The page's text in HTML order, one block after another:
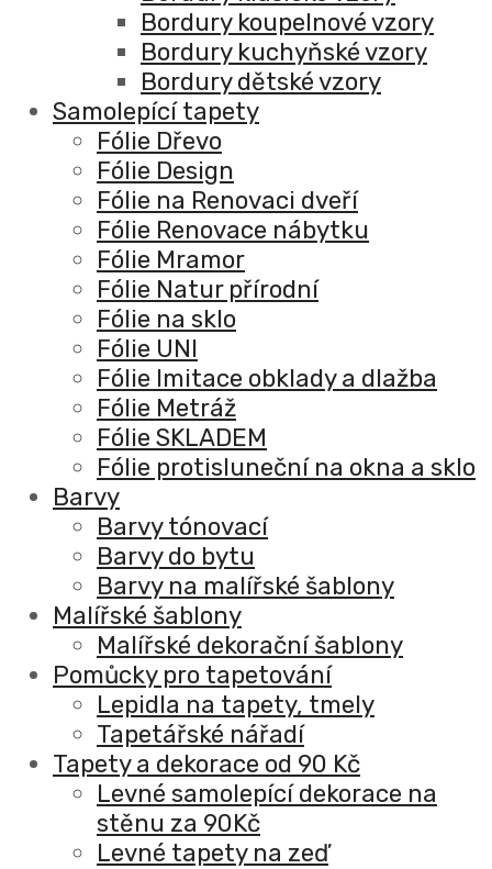
Bordury koupelnové vzory
Bordury kuchyňské vzory
Bordury dětské vzory
Samolepící tapety
Fólie Dřevo
Fólie Design
Fólie na Renovaci dveří
Fólie Renovace nábytku
Fólie Mramor
Fólie Natur přírodní
Fólie na sklo
Fólie UNI
Fólie Imitace obklady a dlažba
Fólie Metráž
Fólie SKLADEM
Fólie protisluneční na okna a sklo
Barvy
Barvy tónovací
Barvy do bytu
Barvy na malířské šablony
Malířské šablony
Malířské dekorační šablony
Pomůcky pro tapetování
Lepidla na tapety, tmely
Tapetářské nářadí
Tapety a dekorace od 90 Kč
Levné samolepící dekorace na
stěnu za 90Kč
Levné tapety na zeď